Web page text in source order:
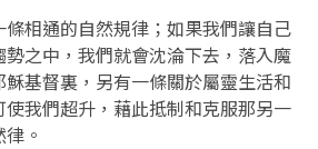
相通的自然規律；如果我們讓自己
之中，我們就會沈淪下去，落入魔
基督裏，另有一條關於屬靈生活和
我們超升，藉此抵制和克服那另一
。